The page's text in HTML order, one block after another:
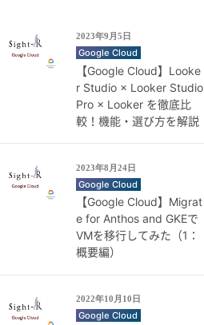
2023年9月5日
Google Cloud
【Google Cloud】Looke
r Studio × Looker Studio
Pro × Looker を徹底比
較！機能・選び方を解説
2023年8月24日
Google Cloud
【Google Cloud】Migrat
e for Anthos and GKEで
VMを移行してみた（1：
概要編）
2022年10月10日
Google Cloud